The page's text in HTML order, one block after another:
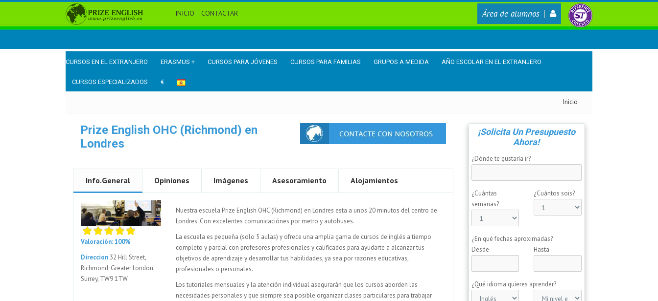
INICIO CONTACTAR Área de alumnos
CURSOS EN EL EXTRANJERO ERASMUS + CURSOS PARA JÓVENES CURSOS PARA FAMILIAS GRUPOS A MEDIDA AÑO ESCOLAR EN EL EXTRANJERO
CURSOS ESPECIALIZADOS €
Inicio
Prize English OHC (Richmond) en
Londres
Info.General Opiniones Imágenes Asesoramiento Alojamientos
Valoración: 100%
Direccion 32 Hill Street,
Richmond, Greater London,
Surrey, TW9 1TW
Nuestra escuela Prize English OHC (Richmond) en Londres esta a unos 20 minutos del centro de
Londres. Con excelentes comunicaciónes por metro y autobuses.
La escuela es pequeña (solo 5 aulas) y ofrece una amplia gama de cursos de inglés a tiempo
completo y parcial con profesores profesionales y calificados para ayudarte a alcanzar tus
objetivos de aprendizaje y desarrollar tus habilidades, ya sea por razones educativas,
profesionales o personales.
Los tutoriales mensuales y la atención individual asegurarán que los cursos aborden las
necesidades personales y que siempre sea posible organizar clases particulares para trabajar
¡Solicita Un Presupuesto
Ahora!
¿Dónde te gustaría ir?
¿Cuántas
semanas?
¿Cuántos sois?
¿En qué fechas aproximadas?
Desde
Hasta
¿Qué idioma quieres aprender?